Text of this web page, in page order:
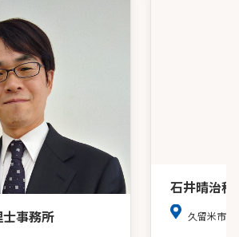
事務所
石井晴治税
久留米市津